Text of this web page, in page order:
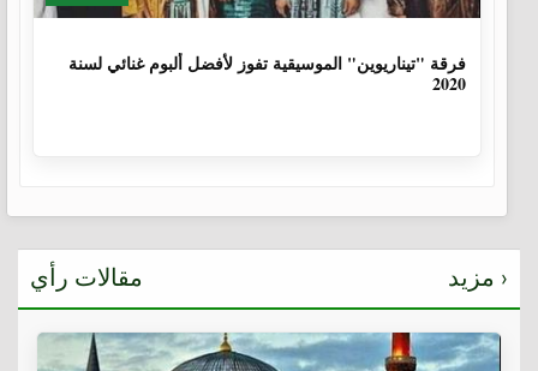
فرقة "تيناريوين" الموسيقية تفوز لأفضل ألبوم غنائي لسنة
2020
مقالات رأي مزيد ›